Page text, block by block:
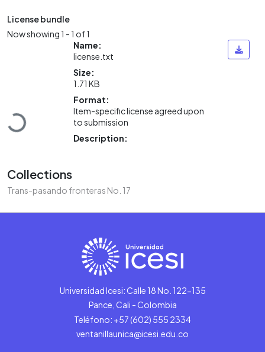
License bundle
Now showing1 - 1 of 1
Loading...
Name:
license.txt
Size:
1.71 KB
Format:
Item-specific license agreed upon
to submission
Description:
Collections
Trans-pasando fronteras No. 17
Universidad Icesi: Calle 18 No. 122-135
Pance, Cali - Colombia
Teléfono: +57 (602) 555 2334
ventanillaunica@icesi.edu.co